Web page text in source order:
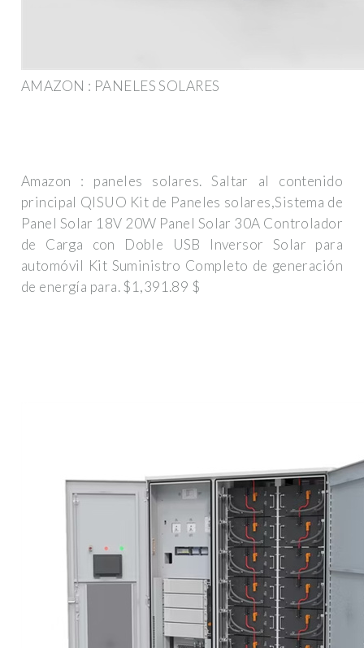
AMAZON : PANELES SOLARES
Amazon : paneles solares. Saltar al contenido
principal QISUO Kit de Paneles solares,Sistema de
Panel Solar 18V 20W Panel Solar 30A Controlador
de Carga con Doble USB Inversor Solar para
automóvil Kit Suministro Completo de generación
de energía para. $1,391.89 $